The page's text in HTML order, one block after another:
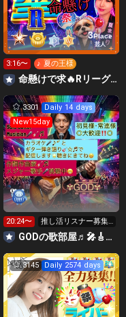
3Place
芸人
3:16〜 ♪ 夏の王様
命懸けで求🔥Rリーグ👑夏祭実行委員長🎆こがちゃんのちばります
3301
Daily 14 days
New15day
20:24〜
推し活リスナー募集
中、皆様楽しんでい
って下さい😆🎸
GODの歌部屋♬🎤🎸☆♬🌟
3145 Daily 2574 days